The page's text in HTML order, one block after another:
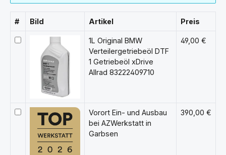
# Bild Artikel Preis
1L Original BMW
Verteilergetriebeöl DTF
1 Getriebeöl xDrive
Allrad 83222409710
49,00 €
Vorort Ein- und Ausbau
bei AZWerkstatt in
Garbsen
390,00 €